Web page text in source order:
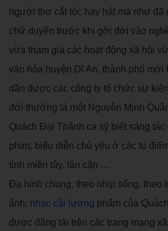
người thợ cắt tóc hay hát mà như
chữ duyên trước khi gởi đời vào
vừa tham gia các hoạt động xã hội
văn hóa huyện Dĩ An, thành phố
dần được các công ty tổ chức sự
đời thường là một Nguyễn Minh
Quách Đại Thành ca sỹ biết sáng tác
phim, biểu diễn chủ yếu ở các tụ
tỉnh miền tây, lân cận …
Đa hình chung, theo nhịp sống, theo
ảnh, nhạc cải lương phẩm của
được đăng tải trên các trang mạng